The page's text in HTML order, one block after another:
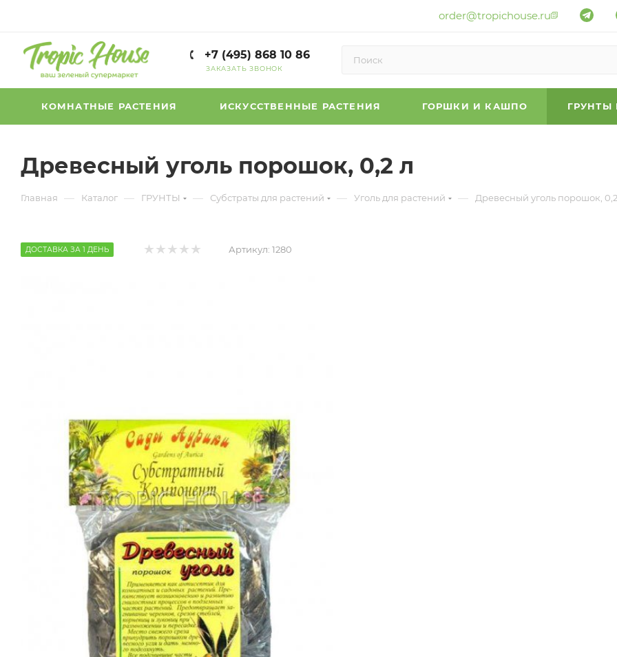
order@tropichouse.ru
+7 (495) 868 10 86
ЗАКАЗАТЬ ЗВОНОК
КОМНАТНЫЕ РАСТЕНИЯ ИСКУССТВЕННЫЕ РАСТЕНИЯ ГОРШКИ И КАШПО ГРУНТЫ
Древесный уголь порошок, 0,2 л
Главная — Каталог — ГРУНТЫ — Субстраты для растений — Уголь для растений — Древесный уголь порошок,
ДОСТАВКА ЗА 1 ДЕНЬ Артикул: 1280